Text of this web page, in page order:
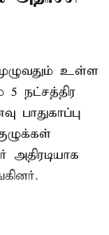
உள்ள
5 நட்சத்திர